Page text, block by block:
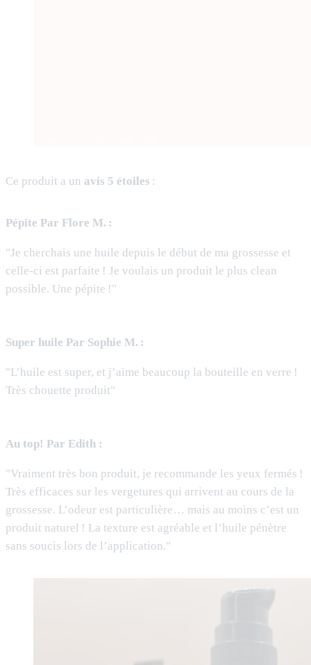
Ce produit a un avis 5 étoiles :
Pépite Par Flore M. :
"Je cherchais une huile depuis le début de ma grossesse et
celle-ci est parfaite ! Je voulais un produit le plus clean
possible. Une pépite !"
Super huile Par Sophie M. :
"L’huile est super, et j’aime beaucoup la bouteille en verre !
Très chouette produit"
Au top! Par Edith :
"Vraiment très bon produit, je recommande les yeux fermés !
Très efficaces sur les vergetures qui arrivent au cours de la
grossesse. L’odeur est particulière… mais au moins c’est un
produit naturel ! La texture est agréable et l’huile pénètre
sans soucis lors de l’application."